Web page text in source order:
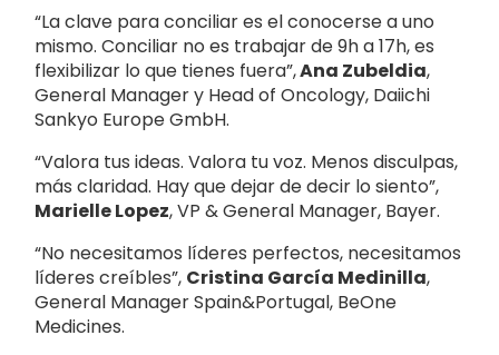
“La clave para conciliar es el conocerse a uno
mismo. Conciliar no es trabajar de 9h a 17h, es
flexibilizar lo que tienes fuera”,Ana Zubeldia,
General Manager y Head of Oncology, Daiichi
Sankyo Europe GmbH.
“Valora tus ideas. Valora tu voz. Menos disculpas,
más claridad. Hay que dejar de decir lo siento”,
Marielle Lopez, VP & General Manager, Bayer.
“No necesitamos líderes perfectos, necesitamos
líderes creíbles”, Cristina García Medinilla,
General Manager Spain&Portugal, BeOne
Medicines.